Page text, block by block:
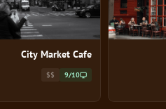
City Market Cafe
9/10
$$